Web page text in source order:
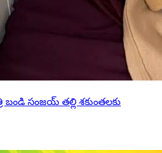
బండి సంజయ్ తల్లి శకుంతలకు